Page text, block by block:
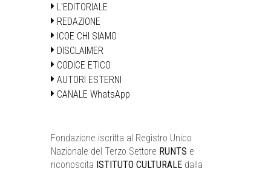
L'EDITORIALE
REDAZIONE
ICOE CHI SIAMO
DISCLAIMER
CODICE ETICO
AUTORI ESTERNI
CANALE WhatsApp
Fondazione iscritta al Registro Unico
Nazionale del Terzo Settore RUNTS e
riconoscita ISTITUTO CULTURALE dalla